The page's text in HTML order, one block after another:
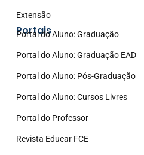
Extensão
Portais
Portal do Aluno: Graduação
Portal do Aluno: Graduação EAD
Portal do Aluno: Pós-Graduação
Portal do Aluno: Cursos Livres
Portal do Professor
Revista Educar FCE